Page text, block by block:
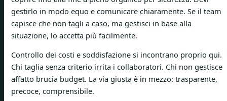
gestirlo in modo equo e comunicare chiaramente. Se il team
capisce che non tagli a caso, ma gestisci in base alla
situazione, lo accetta più facilmente.
Controllo dei costi e soddisfazione si incontrano proprio qui.
Chi taglia senza criterio irrita i collaboratori. Chi non gestisce
affatto brucia budget. La via giusta è in mezzo: trasparente,
precoce, comprensibile.